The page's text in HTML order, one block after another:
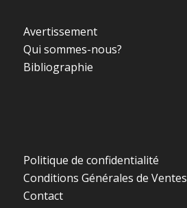
Avertissement
Qui sommes-nous?
Bibliographie
Politique de confidentialité
Conditions Générales de Ventes
Contact